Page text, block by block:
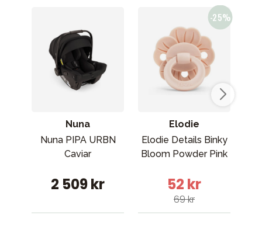
Nuna
Nuna PIPA URBN
Caviar
2 509 kr
Elodie
Elodie Details Binky
Bloom Powder Pink
52 kr
69 kr